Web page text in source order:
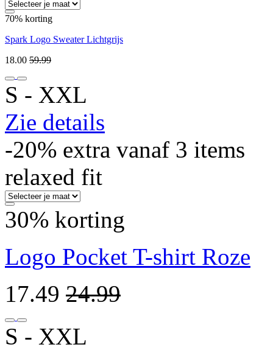
70% korting
Spark Logo Sweater Lichtgrijs
18.00 59.99
S ‐ XXL
Zie details
-20% extra vanaf 3 items
relaxed fit
30% korting
Logo Pocket T-shirt Roze
17.49 24.99
S ‐ XXL